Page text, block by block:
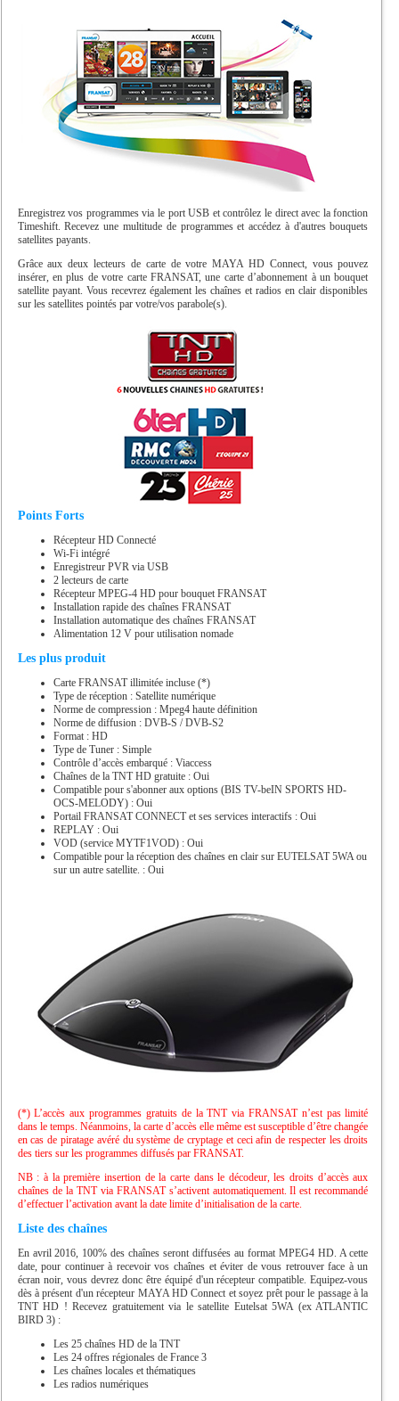
Enregistrez vos programmes via le port USB et contrôlez le direct avec la fonction
Timeshift. Recevez une multitude de programmes et accédez à d'autres bouquets
satellites payants.
Grâce aux deux lecteurs de carte de votre MAYA HD Connect, vous pouvez
insérer, en plus de votre carte FRANSAT, une carte d’abonnement à un bouquet
satellite payant. Vous recevrez également les chaînes et radios en clair disponibles
sur les satellites pointés par votre/vos parabole(s).
Points Forts
Récepteur HD Connecté
Wi-Fi intégré
Enregistreur PVR via USB
2 lecteurs de carte
Récepteur MPEG-4 HD pour bouquet FRANSAT
Installation rapide des chaînes FRANSAT
Installation automatique des chaînes FRANSAT
Alimentation 12 V pour utilisation nomade
Les plus produit
Carte FRANSAT illimitée incluse (*)
Type de réception : Satellite numérique
Norme de compression : Mpeg4 haute définition
Norme de diffusion : DVB-S / DVB-S2
Format : HD
Type de Tuner : Simple
Contrôle d’accès embarqué : Viaccess
Chaînes de la TNT HD gratuite : Oui
Compatible pour s'abonner aux options (BIS TV-beIN SPORTS HD-
OCS-MELODY) : Oui
Portail FRANSAT CONNECT et ses services interactifs : Oui
REPLAY : Oui
VOD (service MYTF1VOD) : Oui
Compatible pour la réception des chaînes en clair sur EUTELSAT 5WA ou
sur un autre satellite. : Oui
(*) L’accès aux programmes gratuits de la TNT via FRANSAT n’est pas limité
dans le temps. Néanmoins, la carte d’accès elle même est susceptible d’être changée
en cas de piratage avéré du système de cryptage et ceci afin de respecter les droits
des tiers sur les programmes diffusés par FRANSAT.
NB : à la première insertion de la carte dans le décodeur, les droits d’accès aux
chaînes de la TNT via FRANSAT s’activent automatiquement. Il est recommandé
d’effectuer l’activation avant la date limite d’initialisation de la carte.
Liste des chaînes
En avril 2016, 100% des chaînes seront diffusées au format MPEG4 HD. A cette
date, pour continuer à recevoir vos chaînes et éviter de vous retrouver face à un
écran noir, vous devrez donc être équipé d'un récepteur compatible. Equipez-vous
dès à présent d'un récepteur MAYA HD Connect et soyez prêt pour le passage à la
TNT HD ! Recevez gratuitement via le satellite Eutelsat 5WA (ex ATLANTIC
BIRD 3) :
Les 25 chaînes HD de la TNT
Les 24 offres régionales de France 3
Les chaînes locales et thématiques
Les radios numériques